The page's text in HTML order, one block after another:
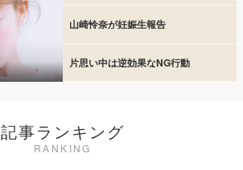
山崎怜奈が妊娠生報告
片思い中は逆効果なNG行動
記事ランキング
RANKING